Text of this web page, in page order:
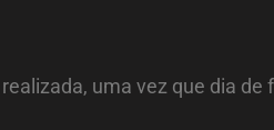
uma vez que dia